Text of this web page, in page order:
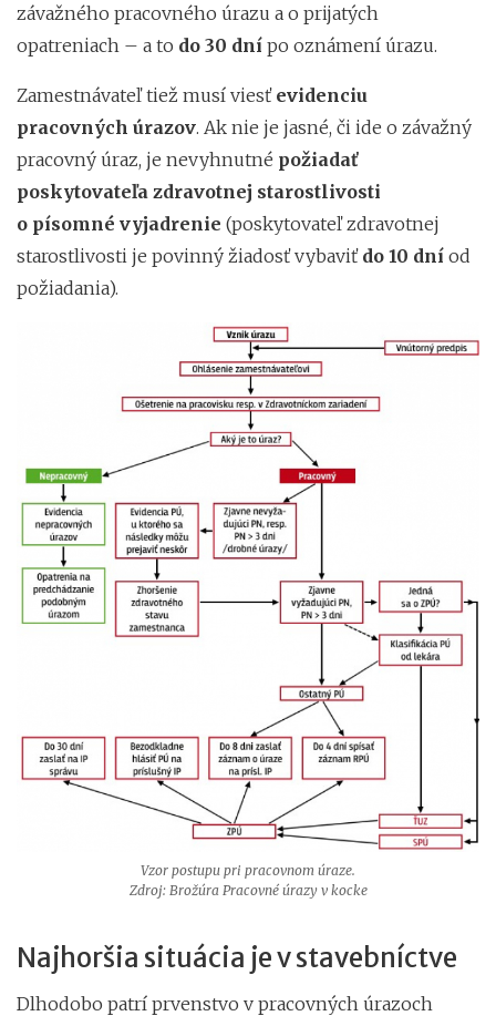
závažného pracovného úrazu a o prijatých
opatreniach – a to do 30 dní po oznámení úrazu.
Zamestnávateľ tiež musí viesť evidenciu
pracovných úrazov. Ak nie je jasné, či ide o závažný
pracovný úraz, je nevyhnutné požiadať
poskytovateľa zdravotnej starostlivosti
o písomné vyjadrenie (poskytovateľ zdravotnej
starostlivosti je povinný žiadosť vybaviť do 10 dní od
požiadania).
Vzor postupu pri pracovnom úraze.
Zdroj: Brožúra Pracovné úrazy v kocke
Najhoršia situácia je v stavebníctve
Dlhodobo patrí prvenstvo v pracovných úrazoch